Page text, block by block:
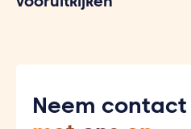
vooruitkijken
Neem contact